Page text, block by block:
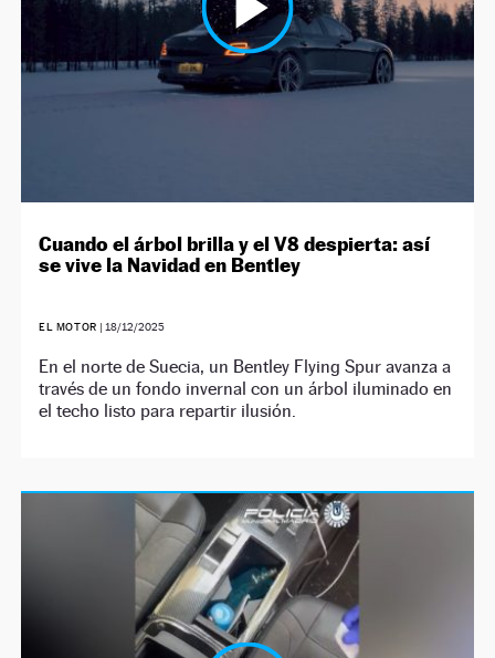
Cuando el árbol brilla y el V8 despierta: así
se vive la Navidad en Bentley
EL MOTOR | 18/12/2025
En el norte de Suecia, un Bentley Flying Spur avanza a
través de un fondo invernal con un árbol iluminado en
el techo listo para repartir ilusión.